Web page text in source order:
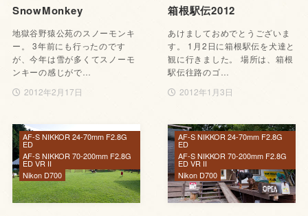
SnowMonkey
地獄谷野猿公苑のスノーモンキ
ー。 3年前にも行ったのです
が、今年は雪が多くてスノーモ
ンキーの感じがで…
2012年2月17日
箱根駅伝2012
あけましておめでとうございま
す。 1月2日に箱根駅伝を犬達と
観に行きました。 場所は、箱根
駅伝往路のゴ…
2012年1月3日
AF-S NIKKOR 24-70mm F2.8G
ED
AF-S NIKKOR 70-200mm F2.8G
ED VR II
Nikon D700
AF-S NIKKOR 24-70mm F2.8G
ED
AF-S NIKKOR 70-200mm F2.8G
ED VR II
Nikon D700